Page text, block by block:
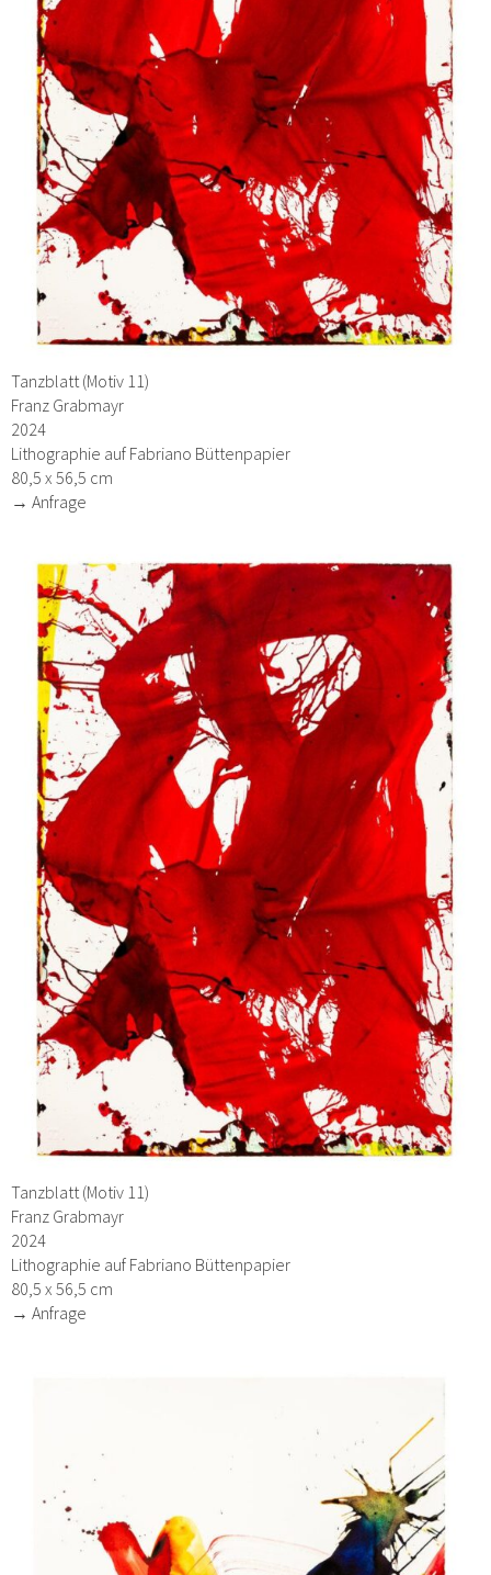
Tanzblatt (Motiv 11)
Franz Grabmayr
2024
Lithographie auf Fabriano Büttenpapier
80,5 x 56,5 cm
→ Anfrage
Tanzblatt (Motiv 11)
Franz Grabmayr
2024
Lithographie auf Fabriano Büttenpapier
80,5 x 56,5 cm
→ Anfrage